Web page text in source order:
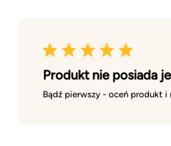
Produkt nie posiada
Bądź pierwszy - oceń produkt i